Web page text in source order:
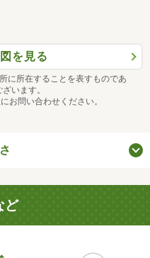
を見る
に所在することを表すものであ
います。
お問い合わせください。
ど